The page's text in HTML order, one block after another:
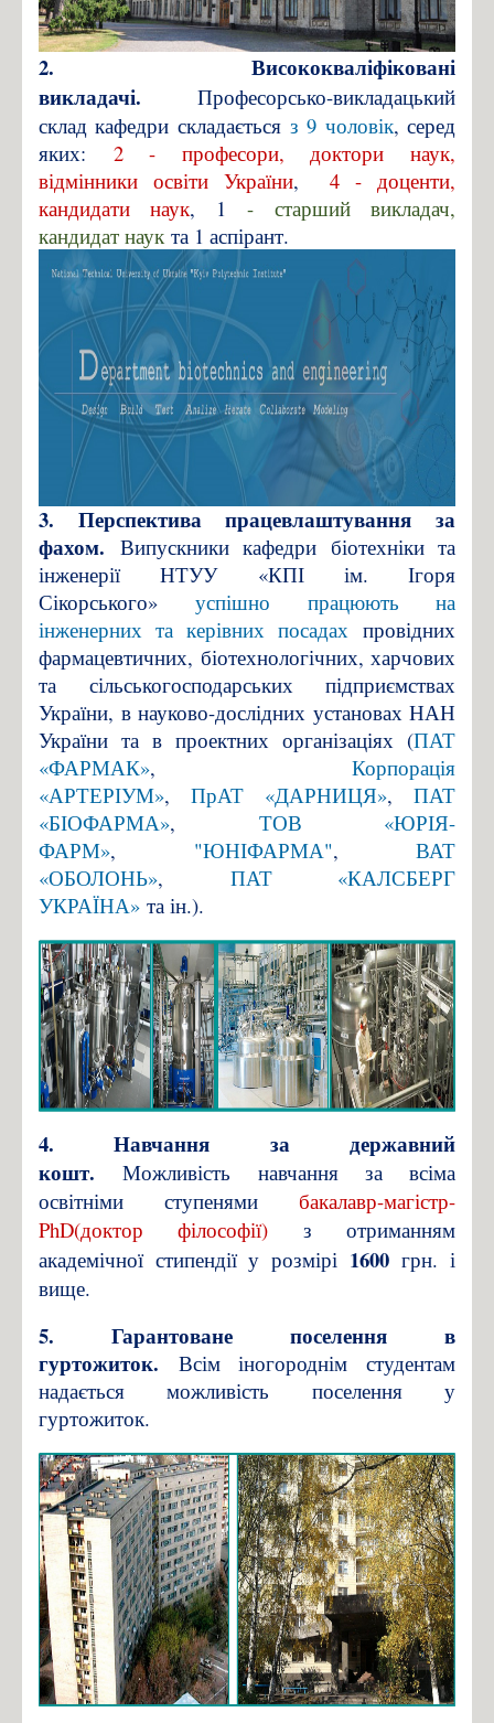
2. Висококваліфіковані
викладачі. Професорсько-викладацький
склад кафедри складається з 9 чоловік, серед
яких: 2 - професори, доктори наук,
відмінники освіти України,4 - доценти,
кандидати наук, 1 - старший викладач,
кандидат наук та 1 аспірант.
3. Перспектива працевлаштування за
фахом. Випускники кафедри біотехніки та
інженерії НТУУ «КПІ ім. Ігоря
Сікорського»успішно працюють на
інженерних та керівних посадах провідних
фармацевтичних, біотехнологічних, харчових
та сільськогосподарських підприємствах
України, в науково-дослідних установах НАН
України та в проектних організаціях (ПАТ
«ФАРМАК», Корпорація
«АРТЕРІУМ»,ПрАТ «ДАРНИЦЯ»,ПАТ
«БІОФАРМА», ТОВ «ЮРІЯ-
ФАРМ», "ЮНІФАРМА", ВАТ
«ОБОЛОНЬ», ПАТ «КАЛСБЕРГ
УКРАЇНА» та ін.).
4. Навчання за державний
кошт.Можливість навчання за всіма
освітніми ступенями бакалавр-магістр-
PhD(доктор філософії) з отриманням
академічної стипендії у розмірі 1600грн. і
вище.
5. Гарантоване поселення в
гуртожиток. Всім іногороднім студентам
надається можливість поселення у
гуртожиток.